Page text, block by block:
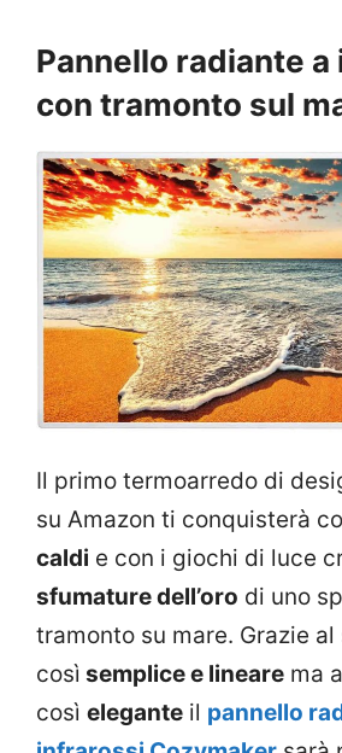
Pannello radiante
con tramonto sul
Il primo termoarredo di
su Amazon ti conquisterà
caldi e con i giochi di luce
sfumature dell’oro di uno
tramonto su mare. Grazie al
così semplice e lineare ma
così elegante il pannello